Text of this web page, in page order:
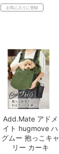
お気に入りに登録
Add.Mate アドメ
イト hugmove ハ
グムー 抱っこキャ
リー カーキ